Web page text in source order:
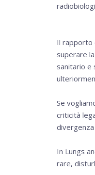
Il rapporto
superare
sanitario e
Se
criticità
In Lungs
rare,